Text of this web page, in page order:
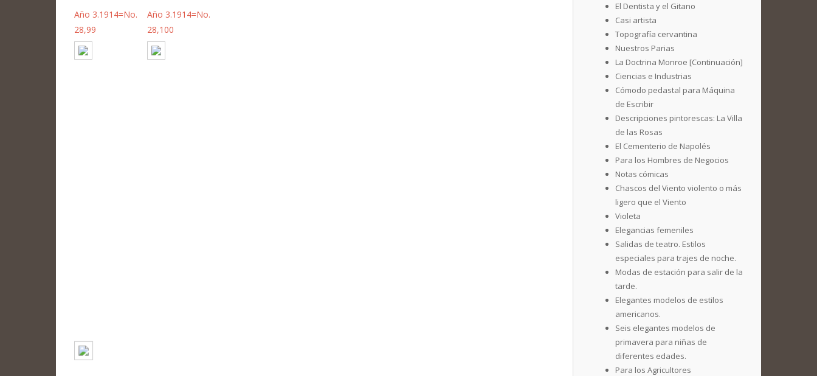
Año 3.1914=No.
28,99
Año 3.1914=No.
28,100
El Dentista y el Gitano
Casi artista
Topografía cervantina
Nuestros Parias
La Doctrina Monroe [Continuación]
Ciencias e Industrias
Cómodo pedastal para Máquina
de Escribir
Descripciones pintorescas: La Villa
de las Rosas
El Cementerio de Napolés
Para los Hombres de Negocios
Notas cómicas
Chascos del Viento violento o más
ligero que el Viento
Violeta
Elegancias femeniles
Salidas de teatro. Estilos
especiales para trajes de noche.
Modas de estación para salir de la
tarde.
Elegantes modelos de estilos
americanos.
Seis elegantes modelos de
primavera para niñas de
diferentes edades.
Para los Agricultores